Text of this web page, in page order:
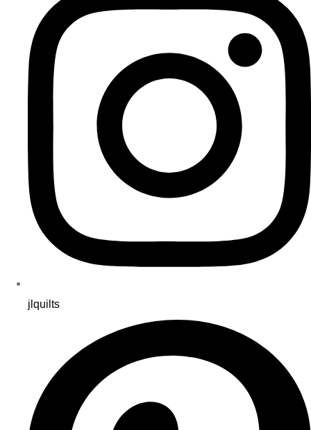
jlquilts